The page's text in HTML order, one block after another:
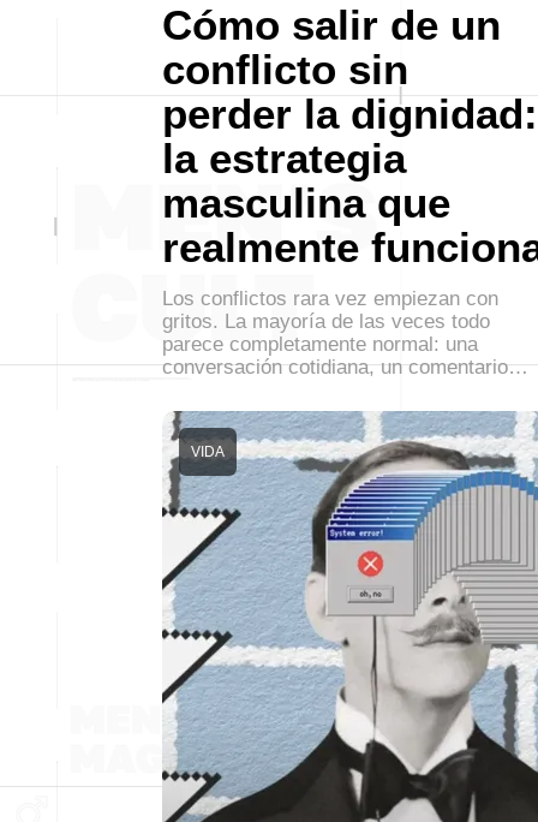
Cómo salir de un
conflicto sin
perder la dignidad:
la estrategia
masculina que
realmente
Los conflictos rara vez empiezan con
gritos. La mayoría de las veces todo
parece completamente normal: una
conversación cotidiana, un comentario…
VIDA